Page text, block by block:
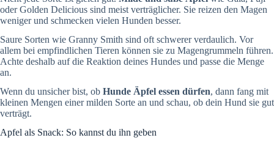
oder Golden Delicious sind meist verträglicher. Sie reizen den Magen
weniger und schmecken vielen Hunden besser.
Saure Sorten wie Granny Smith sind oft schwerer verdaulich. Vor
allem bei empfindlichen Tieren können sie zu Magengrummeln führen.
Achte deshalb auf die Reaktion deines Hundes und passe die Menge
an.
Wenn du unsicher bist, ob Hunde Äpfel essen dürfen, dann fang mit
kleinen Mengen einer milden Sorte an und schau, ob dein Hund sie gut
verträgt.
Apfel als Snack: So kannst du ihn geben